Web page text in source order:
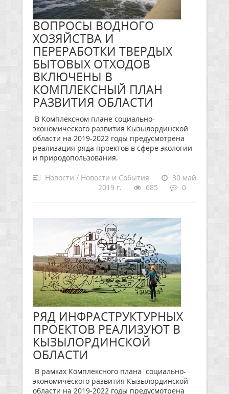
ВОПРОСЫ ВОДНОГО
ХОЗЯЙСТВА И
ПЕРЕРАБОТКИ ТВЕРДЫХ
БЫТОВЫХ ОТХОДОВ
ВКЛЮЧЕНЫ В
КОМПЛЕКСНЫЙ ПЛАН
РАЗВИТИЯ ОБЛАСТИ
В Комплексном плане социально-
экономического развития Кызылординской
области на 2019-2022 годы предусмотрена
реализация ряда проектов в сфере экологии
и природопользования.
Новости / Новости и События
30 май
2019 г.
685 0
РЯД ИНФРАСТРУКТУРНЫХ
ПРОЕКТОВ РЕАЛИЗУЮТ В
КЫЗЫЛОРДИНСКОЙ
ОБЛАСТИ
В рамках Комплексного плана социально-
экономического развития Кызылординской
области на 2019-2022 годы предусмотрена